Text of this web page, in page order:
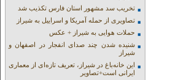
تخریب سد مشهور استان فارس تکذیب شد
تصاویری از حمله آمریکا و اسراییل به شیراز
حملات هوایی به شیراز + عکس
شنیده شدن چند صدای انفجار در اصفهان و
شیراز
این خانه‌باغ در شیراز، تعریف تازه‌ای از معماری
ایرانی است+تصاویر